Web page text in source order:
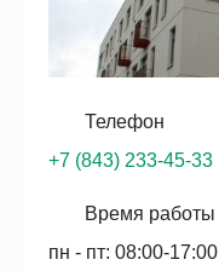
Телефон
+7 (843) 233-45-33
Время работы
пн - пт: 08:00-17:00